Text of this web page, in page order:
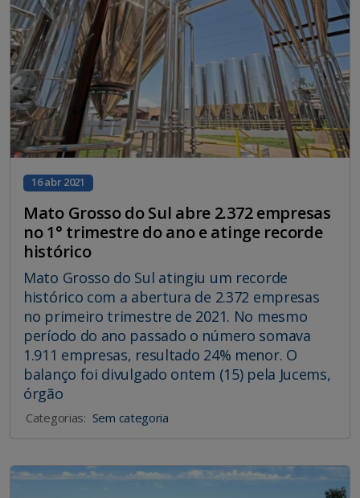
16 abr 2021
Mato Grosso do Sul abre 2.372 empresas
no 1° trimestre do ano e atinge recorde
histórico
Mato Grosso do Sul atingiu um recorde
histórico com a abertura de 2.372 empresas
no primeiro trimestre de 2021. No mesmo
período do ano passado o número somava
1.911 empresas, resultado 24% menor. O
balanço foi divulgado ontem (15) pela Jucems,
órgão
Categorias: Sem categoria